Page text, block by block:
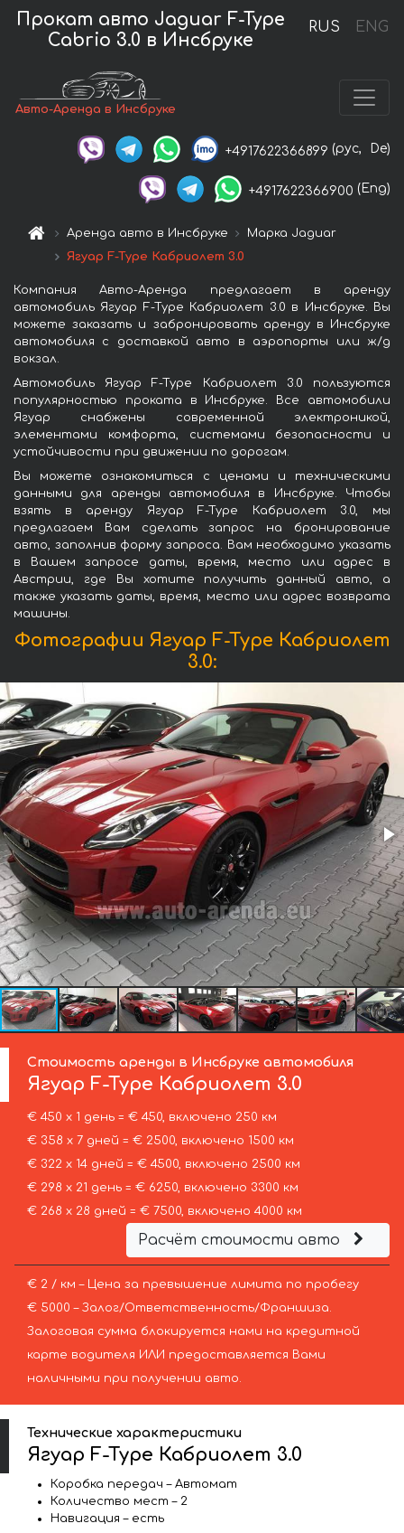
RUS ENG
Прокат авто Jaguar F-Type
Cabrio 3.0 в Инсбруке
Авто-Аренда в Инсбруке
+4917622366899 (рус, De)
+4917622366900 (Eng)
Аренда авто в Инсбруке
Марка Jaguar
Ягуар F-Type Кабриолет 3.0
Компания Авто-Аренда предлагает в аренду
автомобиль Ягуар F-Type Кабриолет 3.0 в Инсбруке. Вы
можете заказать и забронировать аренду в Инсбруке
автомобиля с доставкой авто в аэропорты или ж/д
вокзал.
Автомобиль Ягуар F-Type Кабриолет 3.0 пользуются
популярностью проката в Инсбруке. Все автомобили
Ягуар снабжены современной электроникой,
элементами комфорта, системами безопасности и
устойчивости при движении по дорогам.
Вы можете ознакомиться с ценами и техническими
данными для аренды автомобиля в Инсбруке. Чтобы
взять в аренду Ягуар F-Type Кабриолет 3.0, мы
предлагаем Вам сделать запрос на бронирование
авто, заполнив форму запроса. Вам необходимо указать
в Вашем запросе даты, время, место или адрес в
Австрии, где Вы хотите получить данный авто, а
также указать даты, время, место или адрес возврата
машины.
Фотографии Ягуар F-Type Кабриолет
3.0:
Стоимость аренды в Инсбруке автомобиля
Ягуар F-Type Кабриолет 3.0
€ 450 х 1 день = € 450, включено 250 км
€ 358 х 7 дней = € 2500, включено 1500 км
€ 322 х 14 дней = € 4500, включено 2500 км
€ 298 х 21 день = € 6250, включено 3300 км
€ 268 х 28 дней = € 7500, включено 4000 км
Расчёт стоимости авто
€ 2 / км – Цена за превышение лимита по пробегу
€ 5000 – Залог/Ответственность/Франшиза.
Залоговая сумма блокируется нами на кредитной
карте водителя ИЛИ предоставляется Вами
наличными при получении авто.
Технические характеристики
Ягуар F-Type Кабриолет 3.0
Коробка передач – Автомат
Количество мест – 2
Навигация – есть